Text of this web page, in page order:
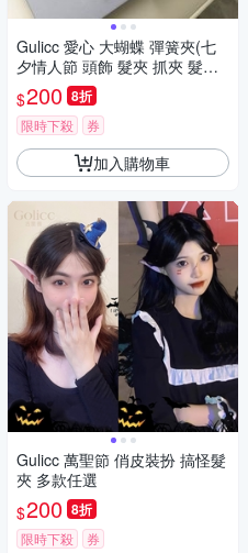
Gulicc 愛心 大蝴蝶 彈簧夾(七
夕情人節 頭飾 髮夾 抓夾 髮圈
韓國 生日禮物 )
$200 8折
限時下殺 券
加入購物車
Gulicc 萬聖節 俏皮裝扮 搞怪髮
夾 多款任選
$200 8折
限時下殺 券